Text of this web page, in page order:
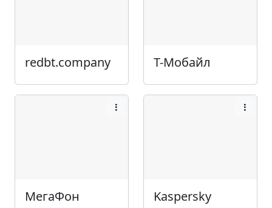
redbt.company Т-Мобайл
МегаФон Kaspersky